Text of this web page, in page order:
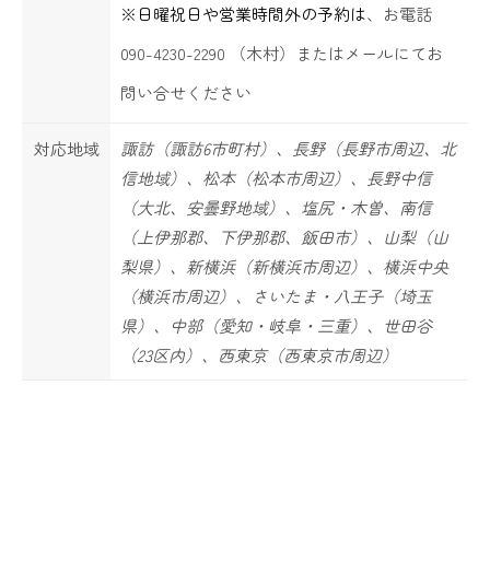
※日曜祝日や営業時間外の予約は、お電話
090-4230-2290 （木村）またはメールにてお
問い合せください
対応地域
諏訪（諏訪6市町村）、長野（長野市周辺、北
信地域）、松本（松本市周辺）、長野中信
（大北、安曇野地域）、塩尻・木曽、南信
（上伊那郡、下伊那郡、飯田市）、山梨（山
梨県）、新横浜（新横浜市周辺）、横浜中央
（横浜市周辺）、さいたま・八王子（埼玉
県）、中部（愛知・岐阜・三重）、世田谷
（23区内）、西東京（西東京市周辺）